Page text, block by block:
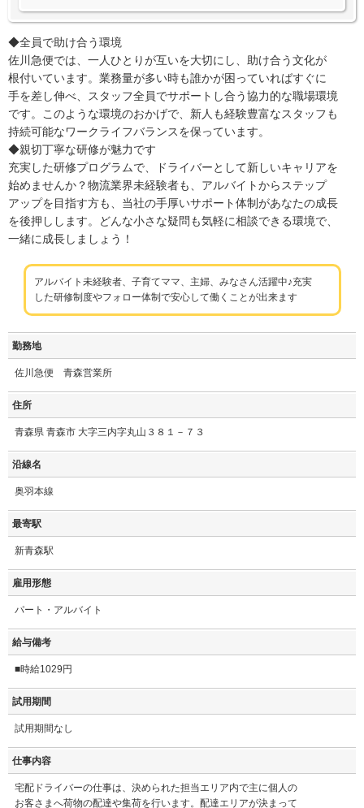
◆全員で助け合う環境
佐川急便では、一人ひとりが互いを大切にし、助け合う文化が
根付いています。業務量が多い時も誰かが困っていればすぐに
手を差し伸べ、スタッフ全員でサポートし合う協力的な職場環境
です。このような環境のおかげで、新人も経験豊富なスタッフも
持続可能なワークライフバランスを保っています。
◆親切丁寧な研修が魅力です
充実した研修プログラムで、ドライバーとして新しいキャリアを
始めませんか？物流業界未経験者も、アルバイトからステップ
アップを目指す方も、当社の手厚いサポート体制があなたの成長
を後押しします。どんな小さな疑問も気軽に相談できる環境で、
一緒に成長しましょう！
アルバイト未経験者、子育てママ、主婦、みなさん活躍中♪充実
した研修制度やフォロー体制で安心して働くことが出来ます
勤務地
佐川急便 青森営業所
住所
青森県 青森市 大字三内字丸山３８１－７３
沿線名
奥羽本線
最寄駅
新青森駅
雇用形態
パート・アルバイト
給与備考
■時給1029円
試用期間
試用期間なし
仕事内容
宅配ドライバーの仕事は、決められた担当エリア内で主に個人の
お客さまへ荷物の配達や集荷を行います。配達エリアが決まって